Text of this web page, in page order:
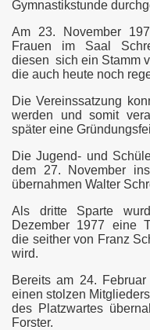
Gymnastikstunde
Am 23. November
Frauen im Saal
diesen sich ein Stamm
die auch heute noch
Die Vereinssatzung
werden und somit
später eine
Die Jugend- und
dem 27. November
übernahmen Walter
Als dritte Sparte
Dezember 1977 eine
die seither von Franz
wird.
Bereits am 24.
einen stolzen
des Platzwartes
Forster.